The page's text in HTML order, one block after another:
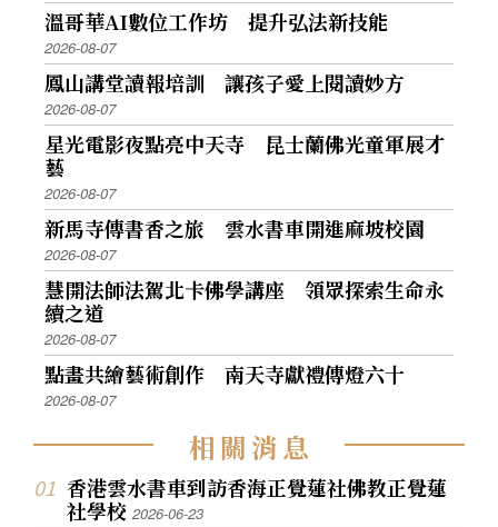
溫哥華AI數位工作坊 提升弘法新技能
2026-08-07
鳳山講堂讀報培訓 讓孩子愛上閱讀妙方
2026-08-07
星光電影夜點亮中天寺 昆士蘭佛光童軍展才
藝
2026-08-07
新馬寺傳書香之旅 雲水書車開進麻坡校園
2026-08-07
慧開法師法駕北卡佛學講座 領眾探索生命永
續之道
2026-08-07
點畫共繪藝術創作 南天寺獻禮傳燈六十
2026-08-07
相關消息
香港雲水書車到訪香海正覺蓮社佛教正覺蓮
社學校2026-06-23